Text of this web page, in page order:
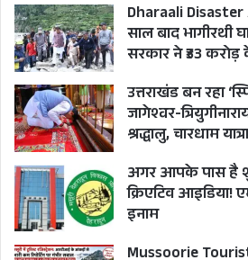
तथा सेवा की शर्तें) की
धारा 6 में कहा गया है कि
सीधी भर्ती या
स्थानांतरण, प्रतिनियुक्ति
द्वारा की जाएंगी. तदर्थ
कोई प्रावधान ही नहीं है.
अनुसार विधानसभा में
तदर्थ ही की गयी हैं. यह
सीधा उल्लंघन है.
Dharaali
साल बाद भागीरथी
सरकार ने ₹33 करोड़
उत्तराखंड बन रहा
जागेश्वर-
श्रद्धालु, चारधाम
अगर आपके पास है
क्रिएटिव आइडिया!
इनाम